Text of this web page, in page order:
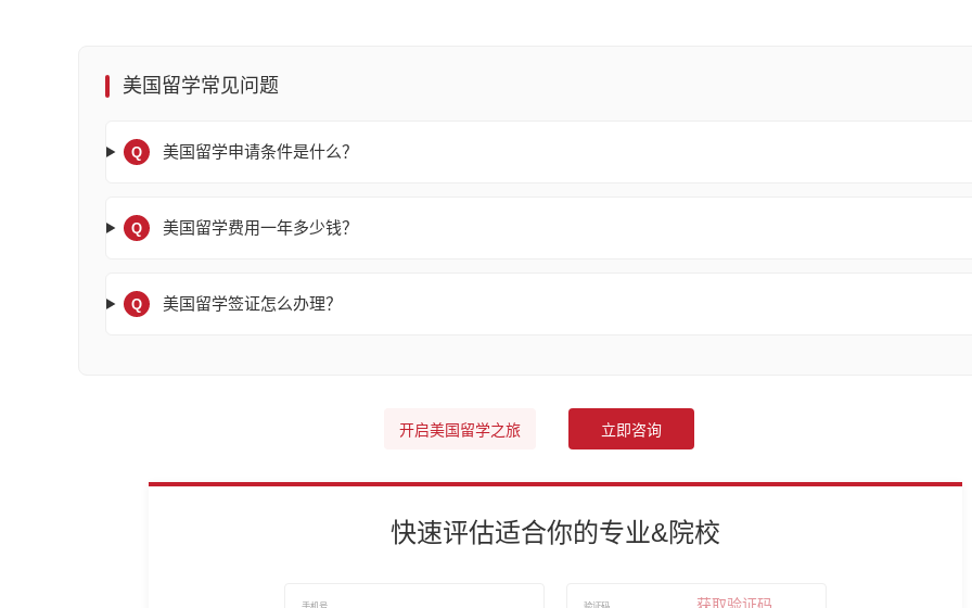
美国留学常见问题
Q 美国留学申请条件是什么？
Q 美国留学费用一年多少钱？
Q 美国留学签证怎么办理？
开启美国留学之旅 立即咨询
快速评估适合你的专业&院校